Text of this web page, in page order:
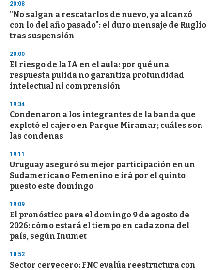
d
s
o
f
3
s
e
c
o
n
20:08
"No salgan a rescatarlos de nuevo, ya alcanzó
con lo del año pasado": el duro mensaje de Ruglio
tras suspensión
20:00
El riesgo de la IA en el aula: por qué una
respuesta pulida no garantiza profundidad
intelectual ni comprensión
19:34
Condenaron a los integrantes de la banda que
explotó el cajero en Parque Miramar; cuáles son
las condenas
19:11
Uruguay aseguró su mejor participación en un
Sudamericano Femenino e irá por el quinto
puesto este domingo
19:09
El pronóstico para el domingo 9 de agosto de
2026: cómo estará el tiempo en cada zona del
país, según Inumet
18:52
Sector cervecero: FNC evalúa reestructura con